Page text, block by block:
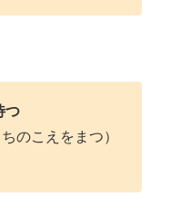
つ
のこえをまつ）